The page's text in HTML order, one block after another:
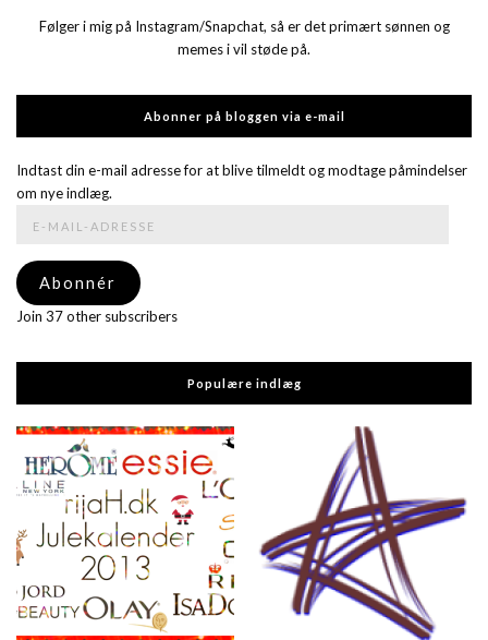
Følger i mig på Instagram/Snapchat, så er det primært sønnen og
memes i vil støde på.
Abonner på bloggen via e-mail
Indtast din e-mail adresse for at blive tilmeldt og modtage påmindelser
om nye indlæg.
adresse
Abonnér
Join 37 other subscribers
Populære indlæg